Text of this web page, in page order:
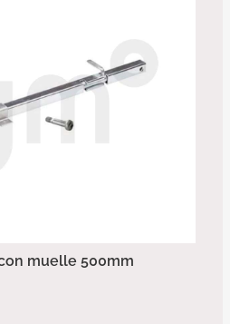
muelle 500mm